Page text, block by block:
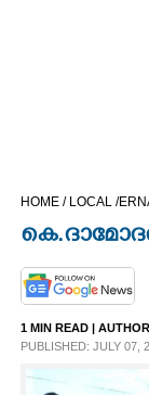
OPINION
PHOTOS
HOME / LOCAL /
1 MIN READ |
PUBLISHED: JULY 07,